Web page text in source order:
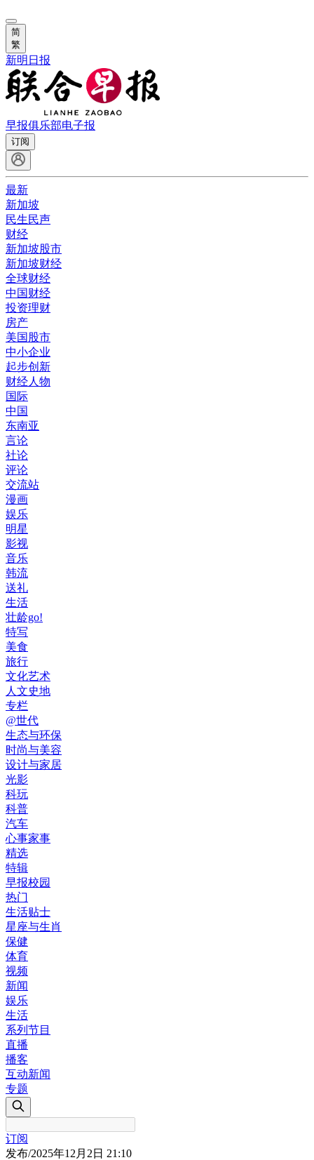
简
繁
新明日报
早报俱乐部电子报
订阅
最新
新加坡
民生民声
财经
新加坡股市
新加坡财经
全球财经
中国财经
投资理财
房产
美国股市
中小企业
起步创新
财经人物
国际
中国
东南亚
言论
社论
评论
交流站
漫画
娱乐
明星
影视
音乐
韩流
送礼
生活
壮龄go!
特写
美食
旅行
文化艺术
人文史地
专栏
@世代
生态与环保
时尚与美容
设计与家居
光影
科玩
科普
汽车
心事家事
精选
特辑
早报校园
热门
生活贴士
星座与生肖
保健
体育
视频
新闻
娱乐
生活
系列节目
直播
播客
互动新闻
专题
订阅
发布/2025年12月2日 21:10